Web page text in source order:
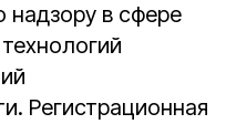
в сфере
Регистрационная